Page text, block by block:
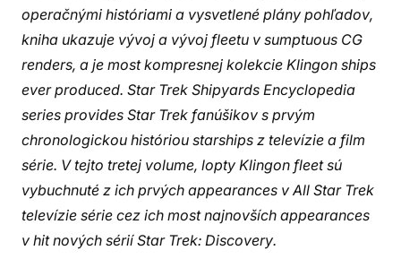
operačnými históriami a vysvetlené plány pohľadov,
kniha ukazuje vývoj a vývoj fleetu v sumptuous CG
renders, a je most kompresnej kolekcie Klingon ships
ever produced. Star Trek Shipyards Encyclopedia
series provides Star Trek fanúšikov s prvým
chronologickou históriou starships z televízie a film
série. V tejto tretej volume, lopty Klingon fleet sú
vybuchnuté z ich prvých appearances v All Star Trek
televízie série cez ich most najnovších appearances
v hit nových sérií Star Trek: Discovery.